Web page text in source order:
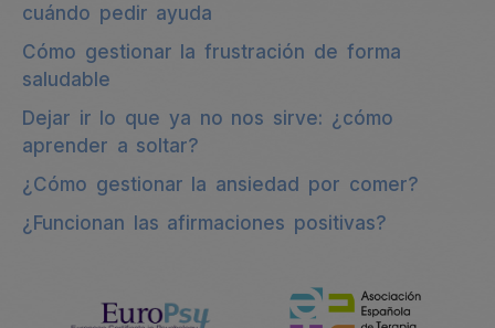
cuándo pedir ayuda
Cómo gestionar la frustración de forma
saludable
Dejar ir lo que ya no nos sirve: ¿cómo
aprender a soltar?
¿Cómo gestionar la ansiedad por comer?
¿Funcionan las afirmaciones positivas?